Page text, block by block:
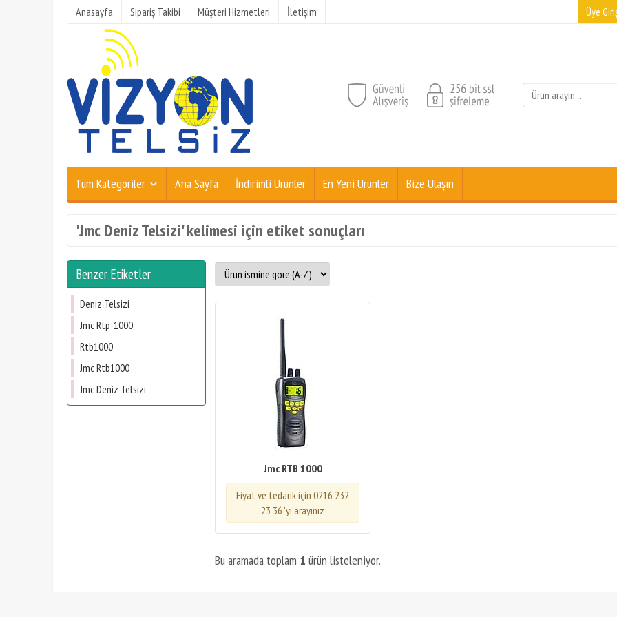
Anasayfa Sipariş Takibi Müşteri Hizmetleri İletişim Üye
Tüm Kategoriler Ana Sayfa İndirimli Ürünler En Yeni Ürünler Bize Ulaşın
'Jmc Deniz Telsizi' kelimesi için etiket sonuçları
Benzer Etiketler
Deniz Telsizi
Jmc Rtp-1000
Rtb1000
Jmc Rtb1000
Jmc Deniz Telsizi
Jmc RTB 1000
Fiyat ve tedarik için 0216 232
23 36 'yı arayınız
Bu aramada toplam 1 ürün listeleniyor.